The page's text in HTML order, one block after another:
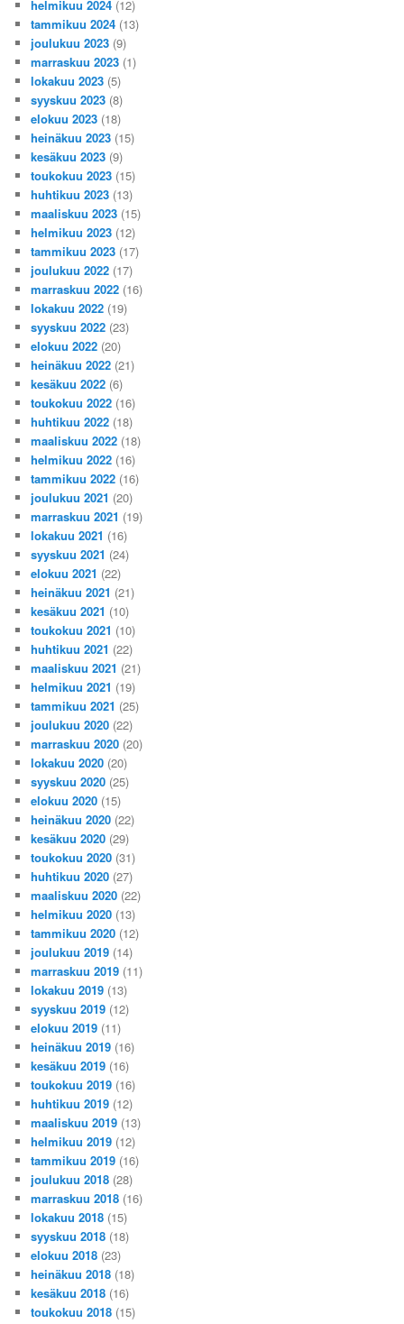
helmikuu 2024 (12)
tammikuu 2024 (13)
joulukuu 2023 (9)
marraskuu 2023 (1)
lokakuu 2023 (5)
syyskuu 2023 (8)
elokuu 2023 (18)
heinäkuu 2023 (15)
kesäkuu 2023 (9)
toukokuu 2023 (15)
huhtikuu 2023 (13)
maaliskuu 2023 (15)
helmikuu 2023 (12)
tammikuu 2023 (17)
joulukuu 2022 (17)
marraskuu 2022 (16)
lokakuu 2022 (19)
syyskuu 2022 (23)
elokuu 2022 (20)
heinäkuu 2022 (21)
kesäkuu 2022 (6)
toukokuu 2022 (16)
huhtikuu 2022 (18)
maaliskuu 2022 (18)
helmikuu 2022 (16)
tammikuu 2022 (16)
joulukuu 2021 (20)
marraskuu 2021 (19)
lokakuu 2021 (16)
syyskuu 2021 (24)
elokuu 2021 (22)
heinäkuu 2021 (21)
kesäkuu 2021 (10)
toukokuu 2021 (10)
huhtikuu 2021 (22)
maaliskuu 2021 (21)
helmikuu 2021 (19)
tammikuu 2021 (25)
joulukuu 2020 (22)
marraskuu 2020 (20)
lokakuu 2020 (20)
syyskuu 2020 (25)
elokuu 2020 (15)
heinäkuu 2020 (22)
kesäkuu 2020 (29)
toukokuu 2020 (31)
huhtikuu 2020 (27)
maaliskuu 2020 (22)
helmikuu 2020 (13)
tammikuu 2020 (12)
joulukuu 2019 (14)
marraskuu 2019 (11)
lokakuu 2019 (13)
syyskuu 2019 (12)
elokuu 2019 (11)
heinäkuu 2019 (16)
kesäkuu 2019 (16)
toukokuu 2019 (16)
huhtikuu 2019 (12)
maaliskuu 2019 (13)
helmikuu 2019 (12)
tammikuu 2019 (16)
joulukuu 2018 (28)
marraskuu 2018 (16)
lokakuu 2018 (15)
syyskuu 2018 (18)
elokuu 2018 (23)
heinäkuu 2018 (18)
kesäkuu 2018 (16)
toukokuu 2018 (15)